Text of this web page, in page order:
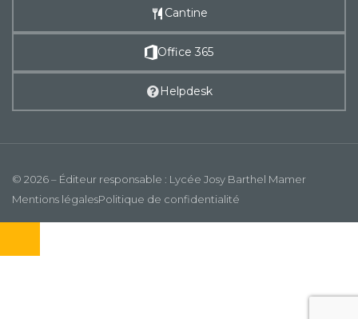
Cantine
Office 365
Helpdesk
© 2026 – Éditeur responsable : Lycée Josy Barthel Mamer
Mentions légalesPolitique de confidentialité